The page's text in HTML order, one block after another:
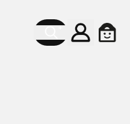
Konto